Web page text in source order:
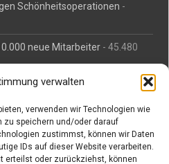
verwalten
verwenden wir Technologien wie
zu speichern und/oder darauf
zustimmst, können wir Daten
IDs auf dieser Website verarbeiten.
erteilst oder zurückziehst, können
Schönheitsoperationen -
neue Mitarbeiter - 45.480
MBtech- 44.709 views
abgedriftete Silvesterraketen
Grillen- 42.055 views